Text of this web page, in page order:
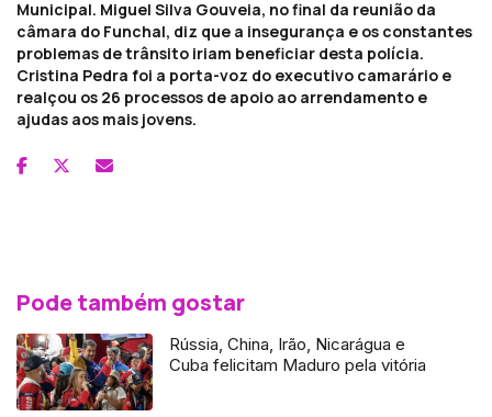
Municipal. Miguel Silva Gouveia, no final da reunião da
câmara do Funchal, diz que a insegurança e os constantes
problemas de trânsito iriam beneficiar desta polícia.
Cristina Pedra foi a porta-voz do executivo camarário e
realçou os 26 processos de apoio ao arrendamento e
ajudas aos mais jovens.
Pode também gostar
Rússia, China, Irão, Nicarágua e
Cuba felicitam Maduro pela vitória